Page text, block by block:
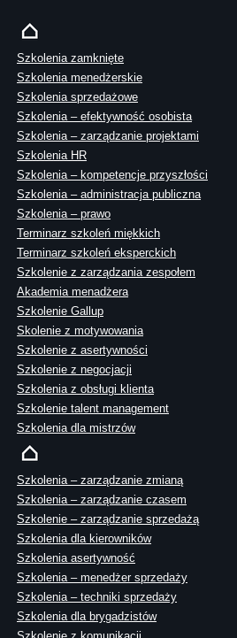
Szkolenia zamknięte
Szkolenia menedżerskie
Szkolenia sprzedażowe
Szkolenia – efektywność osobista
Szkolenia – zarządzanie projektami
Szkolenia HR
Szkolenia – kompetencje przyszłości
Szkolenia – administracja publiczna
Szkolenia – prawo
Terminarz szkoleń miękkich
Terminarz szkoleń eksperckich
Szkolenie z zarządzania zespołem
Akademia menadżera
Szkolenie Gallup
Skolenie z motywowania
Szkolenie z asertywności
Szkolenie z negocjacji
Szkolenia z obsługi klienta
Szkolenie talent management
Szkolenia dla mistrzów
Szkolenia – zarządzanie zmianą
Szkolenia – zarządzanie czasem
Szkolenie – zarządzanie sprzedażą
Szkolenia dla kierowników
Szkolenia asertywność
Szkolenia – menedżer sprzedaży
Szkolenia – techniki sprzedaży
Szkolenia dla brygadzistów